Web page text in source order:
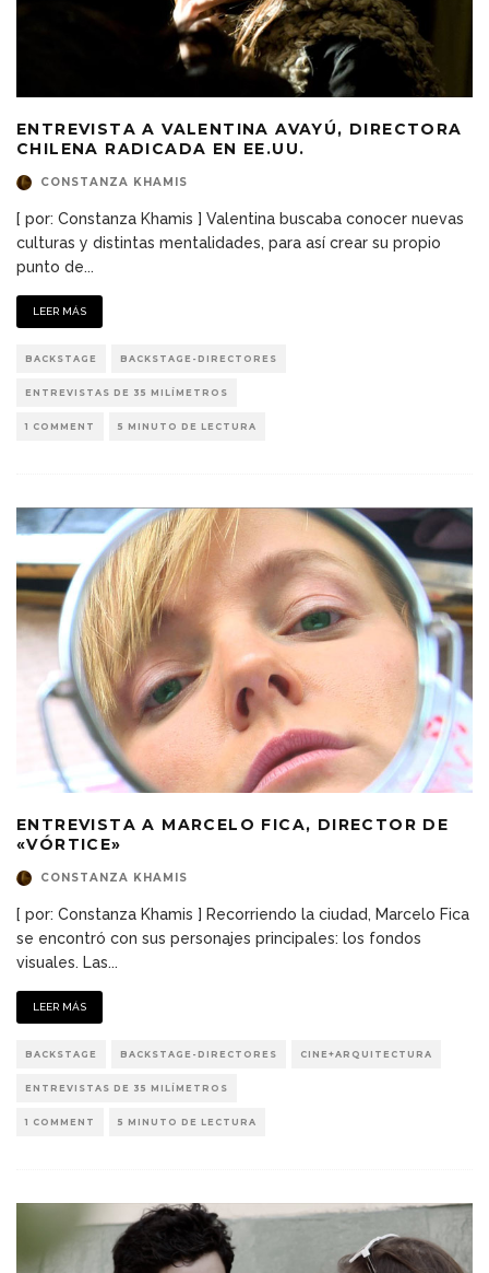
ENTREVISTA A VALENTINA AVAYÚ, DIRECTORA
CHILENA RADICADA EN EE.UU.
CONSTANZA KHAMIS
[ por: Constanza Khamis ] Valentina buscaba conocer nuevas
culturas y distintas mentalidades, para así crear su propio
punto de...
LEER MÁS
BACKSTAGE BACKSTAGE-DIRECTORES
ENTREVISTAS DE 35 MILÍMETROS
1 COMMENT 5 MINUTO DE LECTURA
ENTREVISTA A MARCELO FICA, DIRECTOR DE
«VÓRTICE»
CONSTANZA KHAMIS
[ por: Constanza Khamis ] Recorriendo la ciudad, Marcelo Fica
se encontró con sus personajes principales: los fondos
visuales. Las...
LEER MÁS
BACKSTAGE BACKSTAGE-DIRECTORES CINE+ARQUITECTURA
ENTREVISTAS DE 35 MILÍMETROS
1 COMMENT 5 MINUTO DE LECTURA